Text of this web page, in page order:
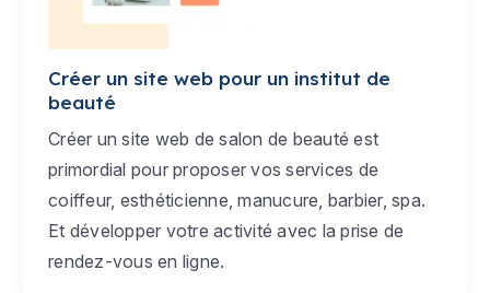
Créer un site web pour un institut de
beauté
Créer un site web de salon de beauté est
primordial pour proposer vos services de
coiffeur, esthéticienne, manucure, barbier, spa.
Et développer votre activité avec la prise de
rendez-vous en ligne.